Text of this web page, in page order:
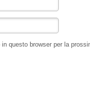
questo browser per la